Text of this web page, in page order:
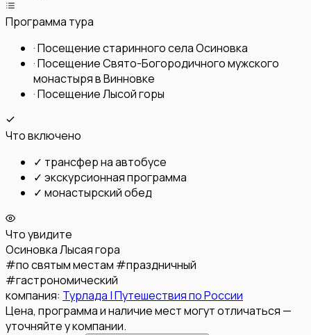
Программа тура
·Посещение старинного села Осиновка
·Посещение Свято-Богородичного мужского
монастыря в Винновке
·Посещение Лысой горы
Что включено
✓ трансфер на автобусе
✓ экскурсионная программа
✓ монастырский обед
Что увидите
ОсиновкаЛысая гора
#по святым местам #праздничный
#гастрономический
компания: Турлада | Путешествия по России
Цена, программа и наличие мест могут отличаться —
уточняйте у компании.